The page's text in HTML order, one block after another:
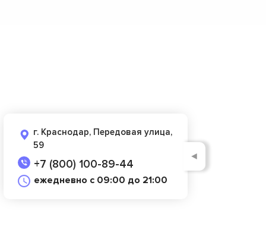
г. Краснодар, Передовая улица,
59
+7 (800) 100-89-44
ежедневно с 09:00 до 21:00
◄